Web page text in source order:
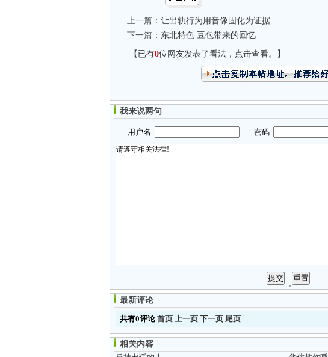
上一篇： 让出轨行为用音像固化为证据
下一篇： 东北特色 豆包带来的回忆
【已有0位网友发表了看法，点击查看。】
我来说两句
用户名 密码
最新评论
共有0评论首页 上一页 下一页 尾页
相关内容